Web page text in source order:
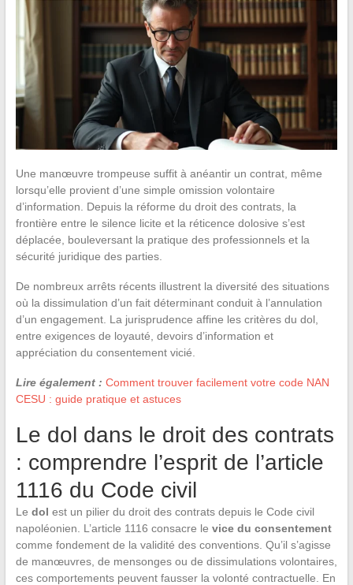
Une manœuvre trompeuse suffit à anéantir un contrat, même
lorsqu’elle provient d’une simple omission volontaire
d’information. Depuis la réforme du droit des contrats, la
frontière entre le silence licite et la réticence dolosive s’est
déplacée, bouleversant la pratique des professionnels et la
sécurité juridique des parties.
De nombreux arrêts récents illustrent la diversité des situations
où la dissimulation d’un fait déterminant conduit à l’annulation
d’un engagement. La jurisprudence affine les critères du dol,
entre exigences de loyauté, devoirs d’information et
appréciation du consentement vicié.
Lire également : Comment trouver facilement votre code NAN
CESU : guide pratique et astuces
Le dol dans le droit des contrats
: comprendre l’esprit de l’article
1116 du Code civil
Le dol est un pilier du droit des contrats depuis le Code civil
napoléonien. L’article 1116 consacre le vice du consentement
comme fondement de la validité des conventions. Qu’il s’agisse
de manœuvres, de mensonges ou de dissimulations volontaires,
ces comportements peuvent fausser la volonté contractuelle. En